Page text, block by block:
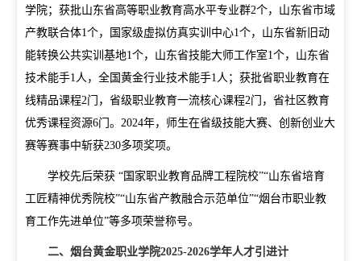
党建工作
招生就业
招生信息网 就业信息网
组织机构
学院；获批山东省高等职业教育高水平专业群2个，山东省市域
产教联合体1个，国家级虚拟仿真实训中心1个，山东省新旧动
能转换公共实训基地1个，山东省技能大师工作室1个，山东省
技术能手1人，全国黄金行业技术能手1人；获批省职业教育在
线精品课程2门，省级职业教育一流核心课程2门，省社区教育
优秀课程资源6门。2024年，师生在省级技能大赛、创新创业大
赛等赛事中斩获230多项奖项。
学校先后荣获 “国家职业教育品牌工程院校”“山东省培育
工匠精神优秀院校”“山东省产教融合示范单位”“烟台市职业教
育工作先进单位”等多项荣誉称号。
二、烟台黄金职业学院2025-2026学年人才引进计